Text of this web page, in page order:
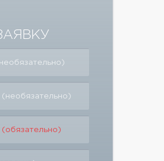
(необязательно)
(обязательно)